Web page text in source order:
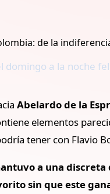
domingo a la noche
Abelardo de la
elementos
tener con Flavio
a una
sin que este